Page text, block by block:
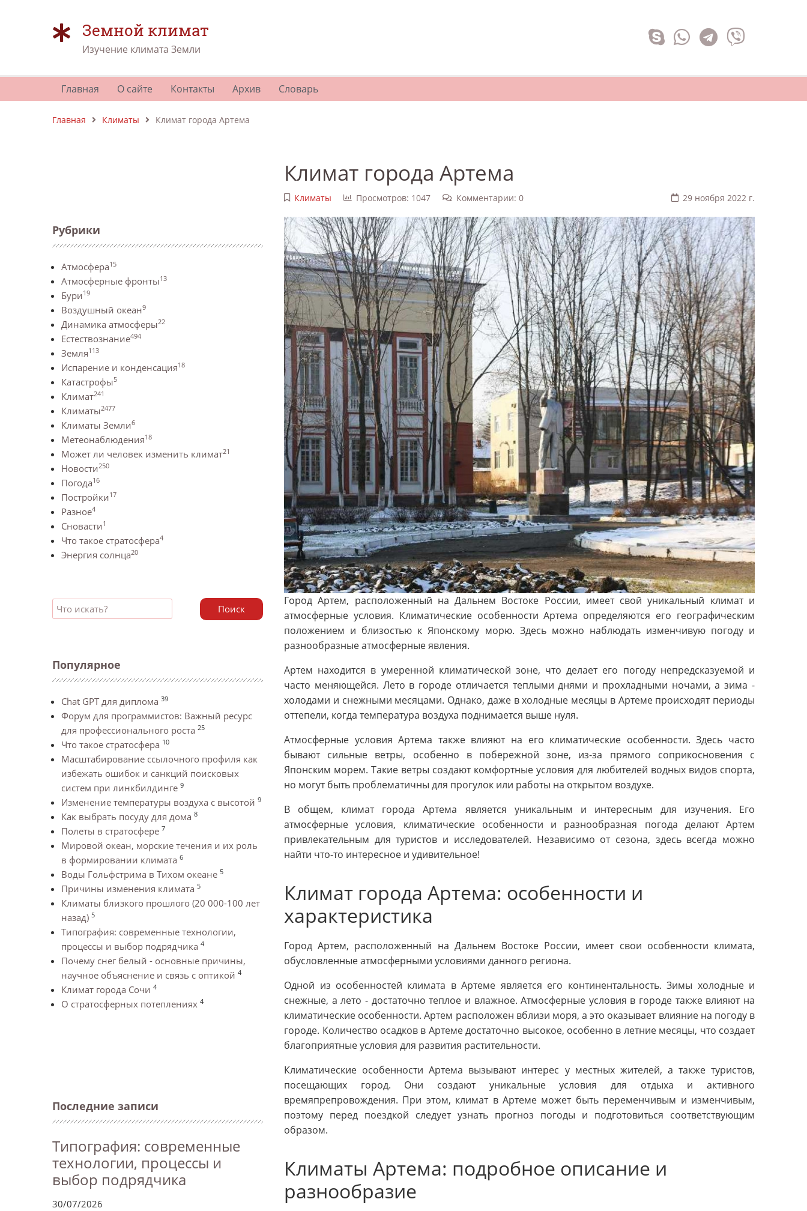
Земной климат
Изучение климата Земли
Главная О сайте Контакты Архив Словарь
Главная Климаты Климат города Артема
Рубрики
Атмосфера15
Атмосферные фронты13
Бури19
Воздушный океан9
Динамика атмосферы22
Естествознание494
Земля113
Испарение и конденсация18
Катастрофы5
Климат241
Климаты2477
Климаты Земли6
Метеонаблюдения18
Может ли человек изменить климат21
Новости250
Погода16
Постройки17
Разное4
Сновасти1
Что такое стратосфера4
Энергия солнца20
Поиск
Популярное
Chat GPT для диплома 39
Форум для программистов: Важный ресурс
для профессионального роста 25
Что такое стратосфера 10
Масштабирование ссылочного профиля как
избежать ошибок и санкций поисковых
систем при линкбилдинге 9
Изменение температуры воздуха с высотой 9
Как выбрать посуду для дома 8
Полеты в стратосфере 7
Мировой океан, морские течения и их роль
в формировании климата 6
Воды Гольфстрима в Тихом океане 5
Причины изменения климата 5
Климаты близкого прошлого (20 000-100 лет
назад) 5
Типография: современные технологии,
процессы и выбор подрядчика 4
Почему снег белый - основные причины,
научное объяснение и связь с оптикой 4
Климат города Сочи 4
О стратосферных потеплениях 4
Последние записи
Типография: современные
технологии, процессы и
выбор подрядчика
30/07/2026
Климат города Артема
Климаты Просмотров: 1047 Комментарии: 0 29 ноября 2022 г.
Город Артем, расположенный на Дальнем Востоке России, имеет свой уникальный климат и
атмосферные условия. Климатические особенности Артема определяются его географическим
положением и близостью к Японскому морю. Здесь можно наблюдать изменчивую погоду и
разнообразные атмосферные явления.
Артем находится в умеренной климатической зоне, что делает его погоду непредсказуемой и
часто меняющейся. Лето в городе отличается теплыми днями и прохладными ночами, а зима -
холодами и снежными месяцами. Однако, даже в холодные месяцы в Артеме происходят периоды
оттепели, когда температура воздуха поднимается выше нуля.
Атмосферные условия Артема также влияют на его климатические особенности. Здесь часто
бывают сильные ветры, особенно в побережной зоне, из-за прямого соприкосновения с
Японским морем. Такие ветры создают комфортные условия для любителей водных видов спорта,
но могут быть проблематичны для прогулок или работы на открытом воздухе.
В общем, климат города Артема является уникальным и интересным для изучения. Его
атмосферные условия, климатические особенности и разнообразная погода делают Артем
привлекательным для туристов и исследователей. Независимо от сезона, здесь всегда можно
найти что-то интересное и удивительное!
Климат города Артема: особенности и
характеристика
Город Артем, расположенный на Дальнем Востоке России, имеет свои особенности климата,
обусловленные атмосферными условиями данного региона.
Одной из особенностей климата в Артеме является его континентальность. Зимы холодные и
снежные, а лето - достаточно теплое и влажное. Атмосферные условия в городе также влияют на
климатические особенности. Артем расположен вблизи моря, а это оказывает влияние на погоду в
городе. Количество осадков в Артеме достаточно высокое, особенно в летние месяцы, что создает
благоприятные условия для развития растительности.
Климатические особенности Артема вызывают интерес у местных жителей, а также туристов,
посещающих город. Они создают уникальные условия для отдыха и активного
времяпрепровождения. При этом, климат в Артеме может быть переменчивым и изменчивым,
поэтому перед поездкой следует узнать прогноз погоды и подготовиться соответствующим
образом.
Климаты Артема: подробное описание и
разнообразие